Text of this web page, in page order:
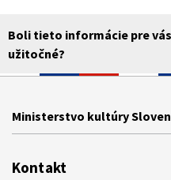
Boli tieto informácie pre vás
užitočné?
Ministerstvo kultúry
Kontakt